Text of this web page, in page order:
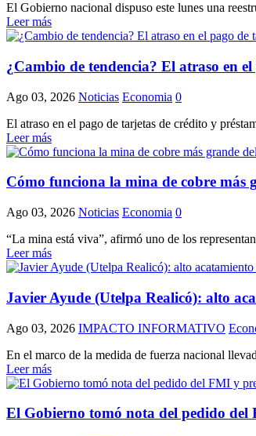
El Gobierno nacional dispuso este lunes una
Leer más
¿Cambio de tendencia? El atraso en
Ago 03, 2026 Noticias Economia 0
El atraso en el pago de tarjetas de crédito y
Leer más
Cómo funciona la mina de cobre más
Ago 03, 2026 Noticias Economia 0
“La mina está viva”, afirmó uno de los
Leer más
Javier Ayude (Utelpa Realicó): alto
Ago 03, 2026 IMPACTO INFORMATIVO
En el marco de la medida de fuerza nacional
Leer más
El Gobierno tomó nota del pedido